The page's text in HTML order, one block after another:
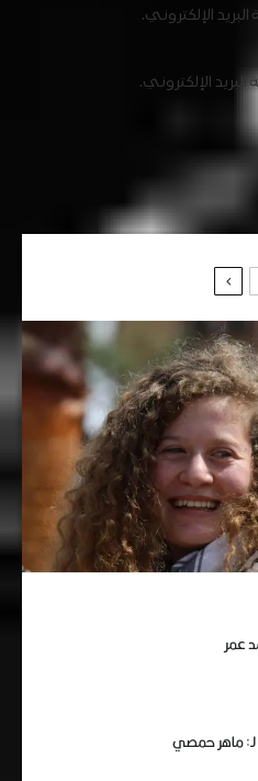
الإلكتروني.
الإلكتروني.
عمر